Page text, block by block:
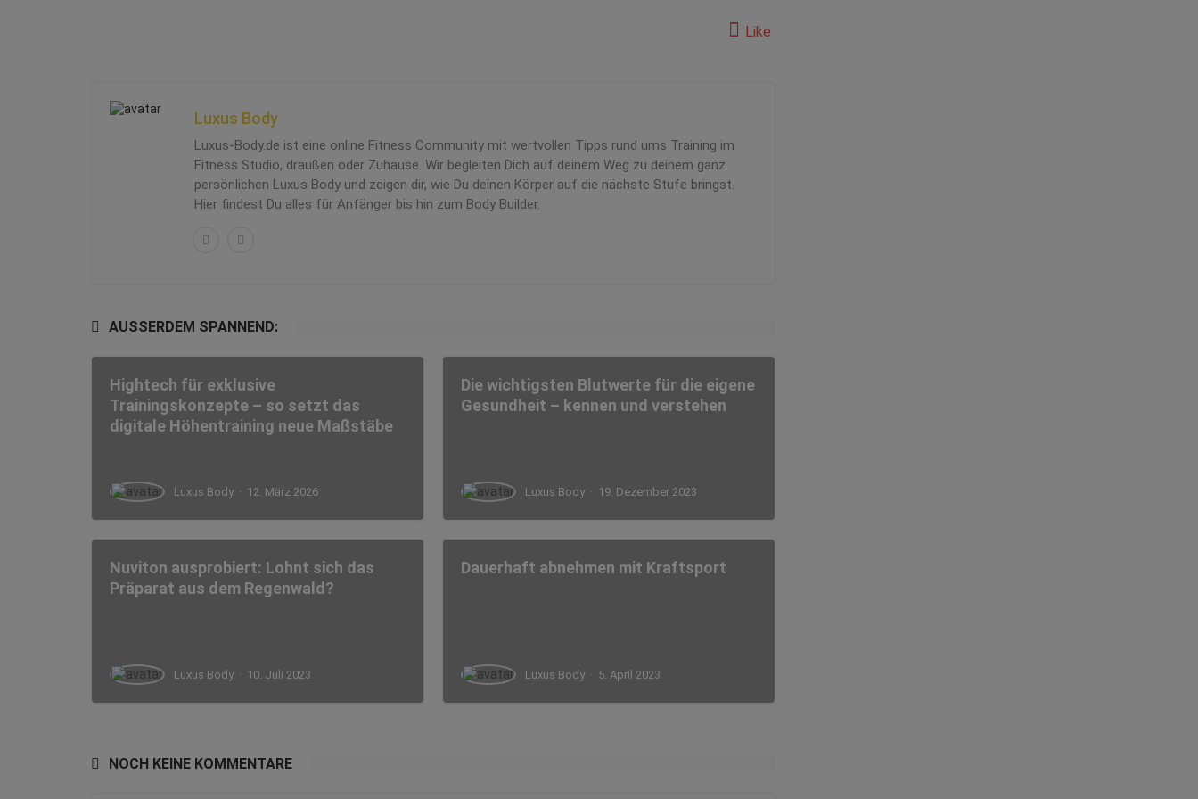
Like
Luxus Body
Luxus-Body.de ist eine online Fitness Community mit wertvollen Tipps rund ums Training im
Fitness Studio, draußen oder Zuhause. Wir begleiten Dich auf deinem Weg zu deinem ganz
persönlichen Luxus Body und zeigen dir, wie Du deinen Körper auf die nächste Stufe bringst.
Hier findest Du alles für Anfänger bis hin zum Body Builder.
AUSSERDEM SPANNEND:
Hightech für exklusive
Trainingskonzepte – so setzt das
digitale Höhentraining neue Maßstäbe
Luxus Body · 12. März 2026
Die wichtigsten Blutwerte für die eigene
Gesundheit – kennen und verstehen
Luxus Body · 19. Dezember 2023
Nuviton ausprobiert: Lohnt sich das
Präparat aus dem Regenwald?
Luxus Body · 10. Juli 2023
Dauerhaft abnehmen mit Kraftsport
Luxus Body · 5. April 2023
NOCH KEINE KOMMENTARE